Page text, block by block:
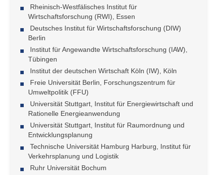
Rheinisch-Westfälisches Institut für
Wirtschaftsforschung (RWI), Essen
Deutsches Institut für Wirtschaftsforschung (DIW)
Berlin
Institut für Angewandte Wirtschaftsforschung (IAW),
Tübingen
Institut der deutschen Wirtschaft Köln (IW), Köln
Freie Universität Berlin, Forschungszentrum für
Umweltpolitik (FFU)
Universität Stuttgart, Institut für Energiewirtschaft und
Rationelle Energieanwendung
Universität Stuttgart, Institut für Raumordnung und
Entwicklungsplanung
Technische Universität Hamburg Harburg, Institut für
Verkehrsplanung und Logistik
Ruhr Universität Bochum